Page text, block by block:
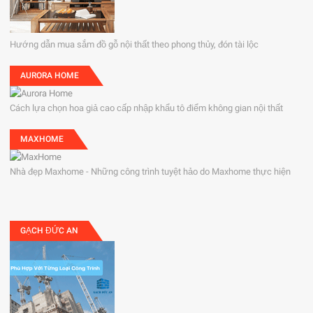
Hướng dẫn mua sắm đồ gỗ nội thất theo phong thủy, đón tài lộc
AURORA HOME
Cách lựa chọn hoa giả cao cấp nhập khẩu tô điểm không gian nội thất
MAXHOME
Nhà đẹp Maxhome - Những công trình tuyệt hảo do Maxhome thực hiện
GẠCH ĐỨC AN